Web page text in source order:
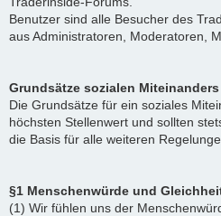
Benutzer sind alle Besucher des
aus Administratoren, Moderatoren,
Grundsätze sozialen Miteinanders
Die Grundsätze für ein soziales
höchsten Stellenwert und sollten
die Basis für alle weiteren
§1 Menschenwürde und
(1) Wir fühlen uns der